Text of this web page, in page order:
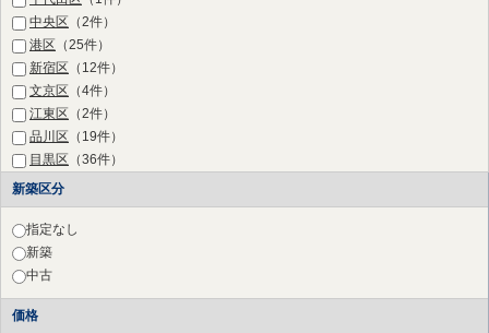
中央区 （2件）
港区 （25件）
新宿区 （12件）
文京区 （4件）
江東区 （2件）
品川区 （19件）
目黒区 （36件）
渋谷区
中野区（2件）
杉並区（2件）
豊島区
三鷹市
府中市（10件）
調布市
新築区分
指定なし
新築
中古
価格